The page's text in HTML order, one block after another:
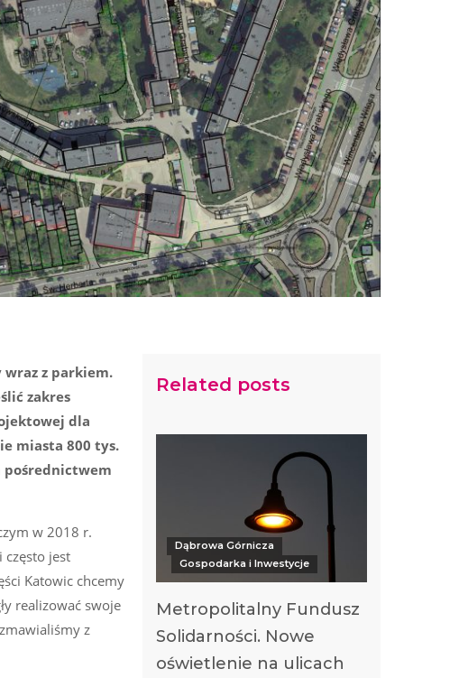
z parkiem.
zakres
dla
miasta 800 tys.
pośrednictwem
w 2018 r.
często jest
Katowic chcemy
realizować swoje
z
Related posts
Dąbrowa Górnicza
Gospodarka i Inwestycje
Metropolitalny Fundusz
Solidarności. Nowe
oświetlenie na ulicach